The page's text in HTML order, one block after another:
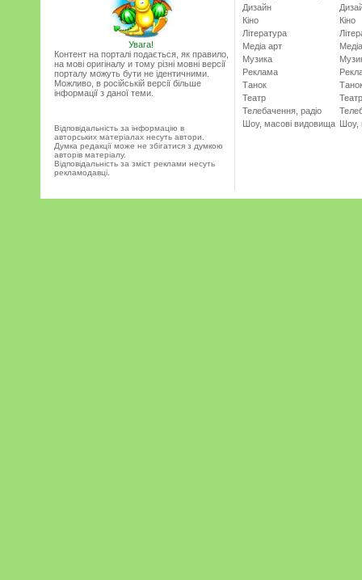
Увага!
Контент на порталі подається, як правило,
на мові оригіналу и тому різні мовні версії
порталу можуть бути не ідентичними.
Можливо, в російській версії більше
інформації з даної теми.
Відповідальність за інформацію в
авторських матеріалах несуть автори.
Думка редакції може не збігатися з думкою
авторів матеріалу.
Відповідальність за зміст реклами несуть
рекламодавці.
Дизайн
Кіно
Література
Медіа арт
Музика
Реклама
Танок
Театр
Телебачення, радіо
Шоу, масові видовища
Кіно
Театр
Шоу,